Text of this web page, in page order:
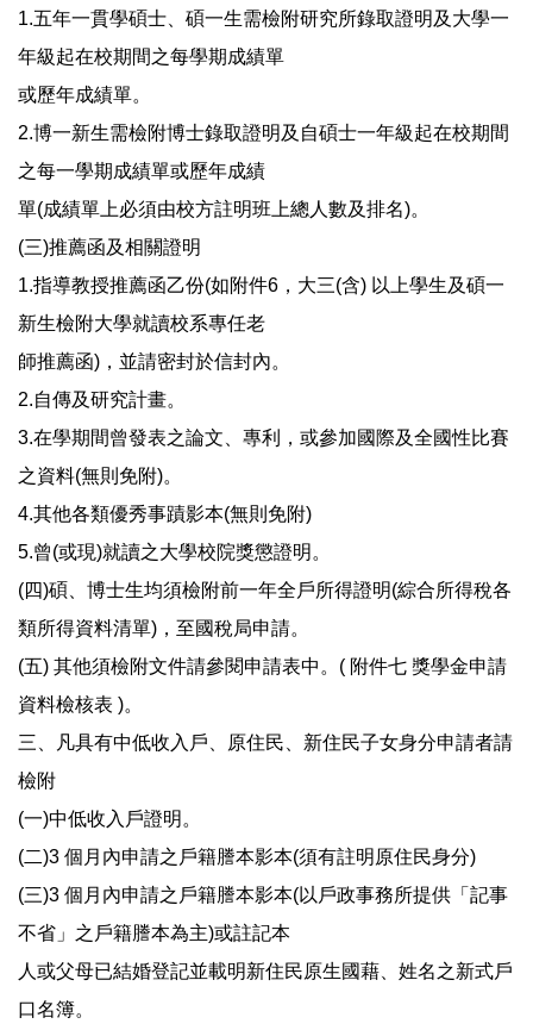
1.五年一貫學碩士、碩一生需檢附研究所錄取證明及大學一
年級起在校期間之每學期成績單
或歷年成績單。
2.博一新生需檢附博士錄取證明及自碩士一年級起在校期間
之每一學期成績單或歷年成績
單(成績單上必須由校方註明班上總人數及排名)。
(三)推薦函及相關證明
1.指導教授推薦函乙份(如附件6，大三(含) 以上學生及碩一
新生檢附大學就讀校系專任老
師推薦函)，並請密封於信封內。
2.自傳及研究計畫。
3.在學期間曾發表之論文、專利，或參加國際及全國性比賽
之資料(無則免附)。
4.其他各類優秀事蹟影本(無則免附)
5.曾(或現)就讀之大學校院獎懲證明。
(四)碩、博士生均須檢附前一年全戶所得證明(綜合所得稅各
類所得資料清單)，至國稅局申請。
(五) 其他須檢附文件請參閱申請表中。( 附件七 獎學金申請
資料檢核表 )。
三、凡具有中低收入戶、原住民、新住民子女身分申請者請
檢附
(一)中低收入戶證明。
(二)3 個月內申請之戶籍謄本影本(須有註明原住民身分)
(三)3 個月內申請之戶籍謄本影本(以戶政事務所提供「記事
不省」之戶籍謄本為主)或註記本
人或父母已結婚登記並載明新住民原生國藉、姓名之新式戶
口名簿。